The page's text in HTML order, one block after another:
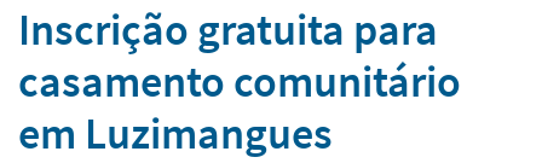
Notícias
Inscrição gratuita para
casamento comunitário
em Luzimangues